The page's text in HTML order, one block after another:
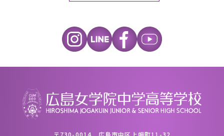
〒730-0014 広島市中区上幟町11-32